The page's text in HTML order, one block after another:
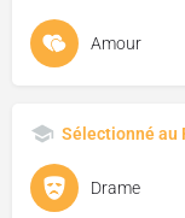
Amour
Sélectionné au
Drame